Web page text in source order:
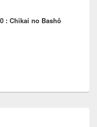
: Chikai no Bashô